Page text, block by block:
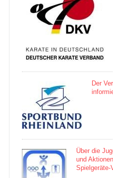
Der
Über die
und
Spielgeräte-